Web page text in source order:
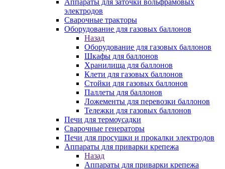
Аппараты для заточки вольфрамовых
электродов
Сварочные тракторы
Оборудование для газовых баллонов
Назад
Оборудование для газовых баллонов
Шкафы для баллонов
Хранилища для баллонов
Клети для газовых баллонов
Стойки для газовых баллонов
Паллеты для баллонов
Ложементы для перевозки баллонов
Тележки для газовых баллонов
Печи для термоусадки
Сварочные генераторы
Печи для просушки и прокалки электродов
Аппараты для приварки крепежа
Назад
Аппараты для приварки крепежа